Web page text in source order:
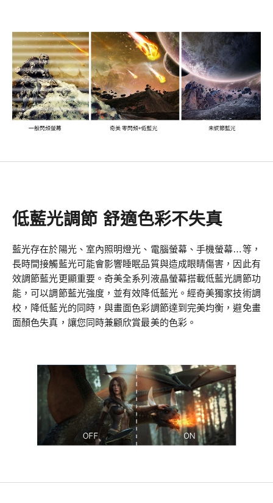
低藍光調節 舒適色彩不失真
藍光存在於陽光、室內照明燈光、電腦螢幕、手機螢幕…等，
長時間接觸藍光可能會影響睡眠品質與造成眼睛傷害，因此有
效調節藍光更顯重要。奇美全系列液晶螢幕搭載低藍光調節功
能，可以調節藍光強度，並有效降低藍光。經奇美獨家技術調
校，降低藍光的同時，與畫面色彩調節達到完美均衡，避免畫
面顏色失真，讓您同時兼顧欣賞最美的色彩。